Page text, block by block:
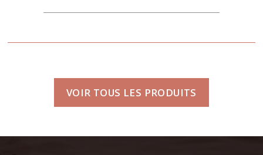
VOIR TOUS LES PRODUITS